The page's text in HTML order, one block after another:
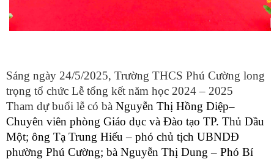
Sáng ngày 24/5/2025, Trường THCS Phú Cường long
trọng tổ chức Lễ tổng kết năm học 2024 – 2025
Tham dự buổi lễ có bà Nguyễn Thị Hồng Diệp–
Chuyên viên phòng Giáo dục và Đào tạo TP. Thủ Dầu
Một; ông Tạ Trung Hiếu – phó chủ tịch UBNDĐ
phường Phú Cường; bà Nguyễn Thị Dung – Phó Bí